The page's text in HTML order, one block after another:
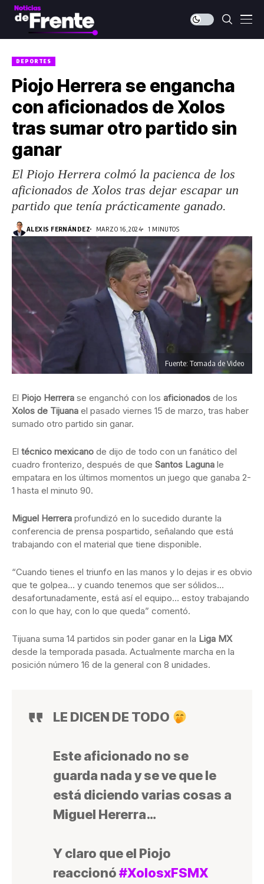
DEPORTES
Piojo Herrera se engancha
con aficionados de Xolos
tras sumar otro partido sin
ganar
El Piojo Herrera colmó la pacienca de los
aficionados de Xolos tras dejar escapar un
partido que tenía prácticamente ganado.
ALEXIS FERNÁNDEZ MARZO 16, 2024 1 MINUTOS
Fuente: Tomada de Video
El Piojo Herrera se enganchó con los aficionados de los
Xolos de Tijuana el pasado viernes 15 de marzo, tras haber
sumado otro partido sin ganar.
El técnico mexicano de dijo de todo con un fanático del
cuadro fronterizo, después de que Santos Laguna le
empatara en los últimos momentos un juego que ganaba 2-
1 hasta el minuto 90.
Miguel Herrera profundizó en lo sucedido durante la
conferencia de prensa pospartido, señalando que está
trabajando con el material que tiene disponible.
“Cuando tienes el triunfo en las manos y lo dejas ir es obvio
que te golpea… y cuando tenemos que ser sólidos…
desafortunadamente, está así el equipo… estoy trabajando
con lo que hay, con lo que queda” comentó.
Tijuana suma 14 partidos sin poder ganar en la Liga MX
desde la temporada pasada. Actualmente marcha en la
posición número 16 de la general con 8 unidades.
LE DICEN DE TODO
Este aficionado no se
guarda nada y se ve que le
está diciendo varias cosas a
Miguel Hererra…
Y claro que el Piojo
reaccionó#XolosxFSMX